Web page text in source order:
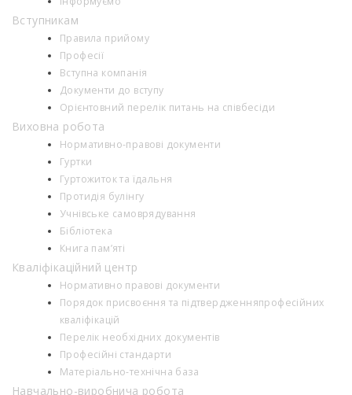
Вступникам
Правила прийому
Професії
Вступна компанія
Документи до вступу
Орієнтовний перелік питань на співбесіди
Виховна робота
Нормативно-правові документи
Гуртки
Гуртожиток та їдальня
Протидія булінгу
Учнівське самоврядування
Бібліотека
Книга пам’яті
Кваліфікаційний центр
Нормативно правові документи
Порядок присвоєння та підтвердженняпрофесійних
кваліфікацій
Перелік необхідних документів
Професійні стандарти
Матеріально-технічна база
Навчально-виробнича робота